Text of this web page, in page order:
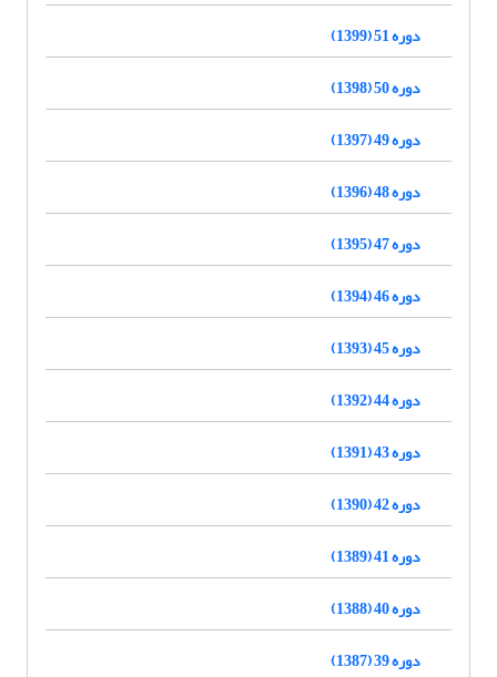
دوره 51 (1399)
دوره 50 (1398)
دوره 49 (1397)
دوره 48 (1396)
دوره 47 (1395)
دوره 46 (1394)
دوره 45 (1393)
دوره 44 (1392)
دوره 43 (1391)
دوره 42 (1390)
دوره 41 (1389)
دوره 40 (1388)
دوره 39 (1387)